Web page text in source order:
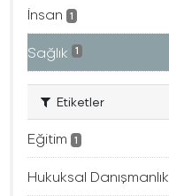
İnsan 1
Sağlık 1
Etiketler
Eğitim 1
Hukuksal Danışmanlık